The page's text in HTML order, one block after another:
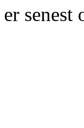
er senest